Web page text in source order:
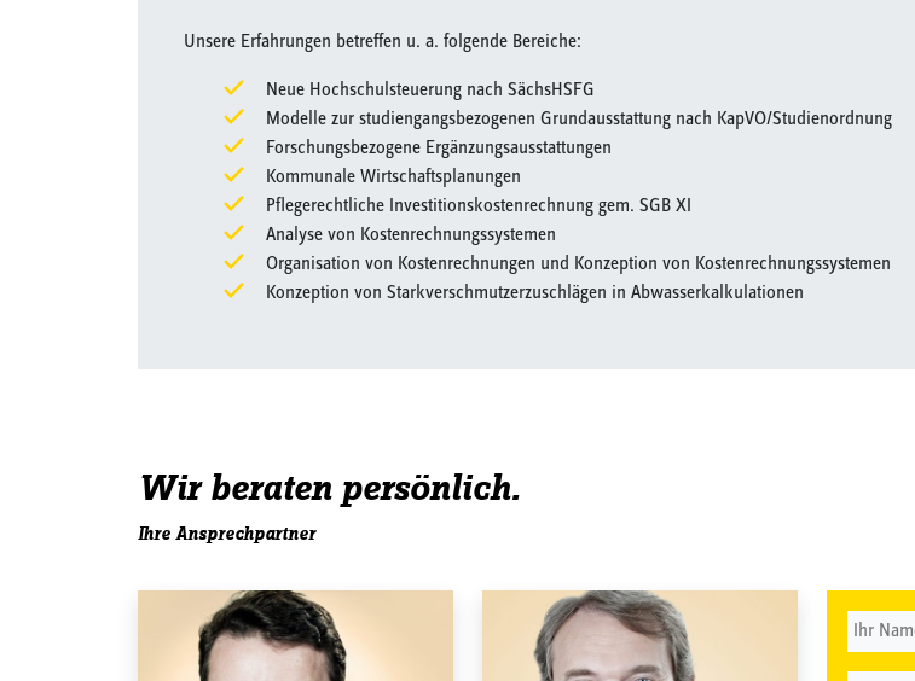
Unsere Erfahrungen betreffen u. a. folgende Bereiche:
Neue Hochschulsteuerung nach SächsHSFG
Modelle zur studiengangsbezogenen Grundausstattung nach KapVO/Studienordnung
Forschungsbezogene Ergänzungsausstattungen
Kommunale Wirtschaftsplanungen
Pflegerechtliche Investitionskostenrechnung gem. SGB XI
Analyse von Kostenrechnungssystemen
Organisation von Kostenrechnungen und Konzeption von Kostenrechnungssystemen
Konzeption von Starkverschmutzerzuschlägen in Abwasserkalkulationen
Wir beraten persönlich.
Ihre Ansprechpartner